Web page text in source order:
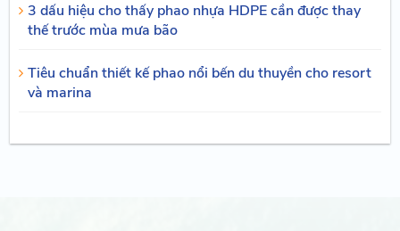
3 dấu hiệu cho thấy phao nhựa HDPE cần được thay
thế trước mùa mưa bão
Tiêu chuẩn thiết kế phao nổi bến du thuyền cho resort
và marina